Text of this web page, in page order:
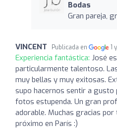
Bodas
Gran pareja,
VINCENT Publicada en 1
Experiencia fantástica: José
particularmente talentoso.
muy bellas y muy exitosas.
supo hacernos sentir a gusto
fotos estupenda. Un gran
adorable. Muchas gracias por
próximo en París :)